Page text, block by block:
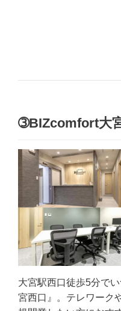
➂BIZcomfort大
大宮駅西口徒歩5分で
宮西口』。テレワーク